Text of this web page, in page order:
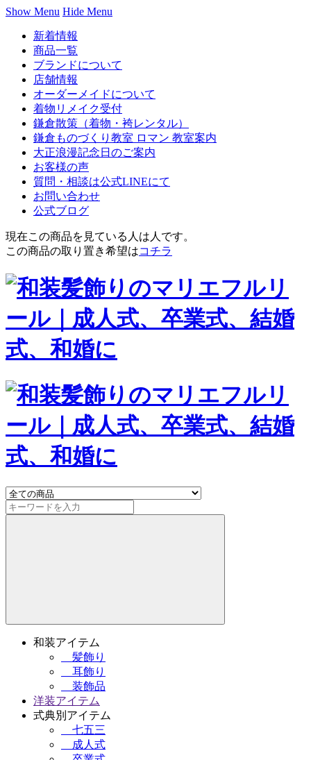
Show Menu Hide Menu
新着情報
商品一覧
ブランドについて
店舗情報
オーダーメイドについて
着物リメイク受付
鎌倉散策（着物・袴レンタル）
鎌倉ものづくり教室 ロマン 教室案内
大正浪漫記念日のご案内
お客様の声
質問・相談は公式LINEにて
お問い合わせ
公式ブログ
現在この商品を見ている人は 人です。
この商品の取り置き希望はコチラ
和装アイテム
髪飾り
耳飾り
装飾品
洋装アイテム
式典別アイテム
七五三
成人式